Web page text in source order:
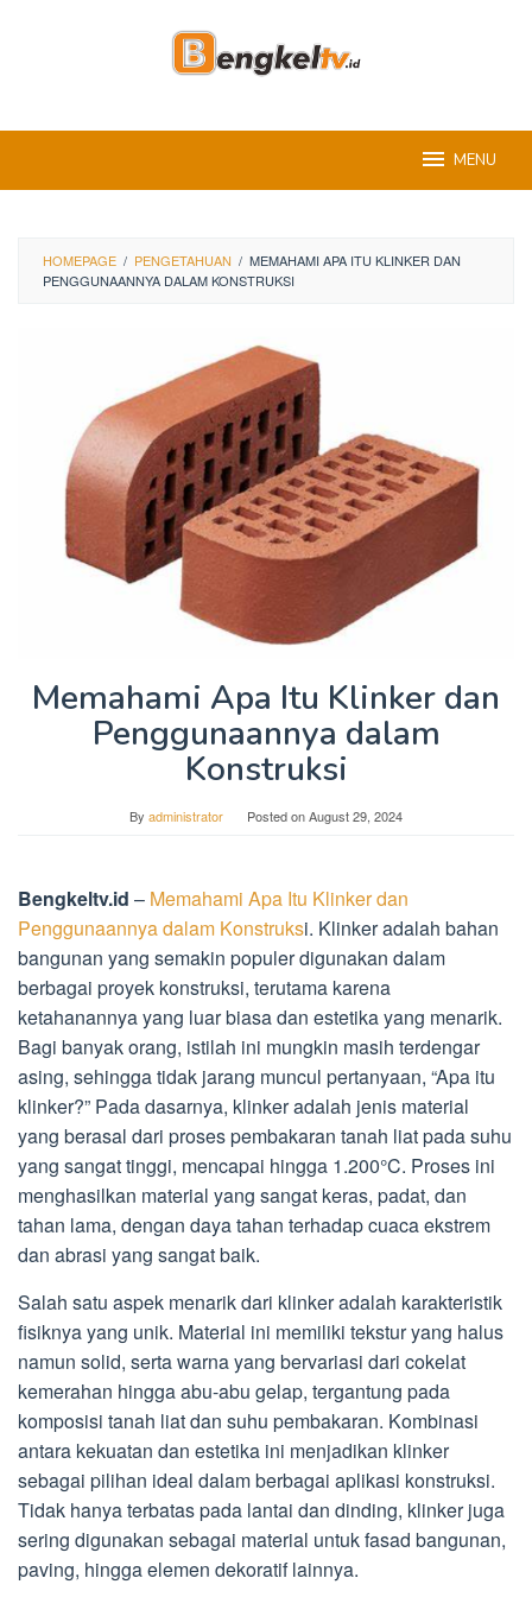
MENU
HOMEPAGE / PENGETAHUAN / MEMAHAMI APA ITU KLINKER DAN
PENGGUNAANNYA DALAM KONSTRUKSI
Memahami Apa Itu Klinker dan
Penggunaannya dalam
Konstruksi
By administrator Posted onAugust 29, 2024
Bengkeltv.id – Memahami Apa Itu Klinker dan
Penggunaannya dalam Konstruksi. Klinker adalah bahan
bangunan yang semakin populer digunakan dalam
berbagai proyek konstruksi, terutama karena
ketahanannya yang luar biasa dan estetika yang menarik.
Bagi banyak orang, istilah ini mungkin masih terdengar
asing, sehingga tidak jarang muncul pertanyaan, “Apa itu
klinker?” Pada dasarnya, klinker adalah jenis material
yang berasal dari proses pembakaran tanah liat pada suhu
yang sangat tinggi, mencapai hingga 1.200°C. Proses ini
menghasilkan material yang sangat keras, padat, dan
tahan lama, dengan daya tahan terhadap cuaca ekstrem
dan abrasi yang sangat baik.
Salah satu aspek menarik dari klinker adalah karakteristik
fisiknya yang unik. Material ini memiliki tekstur yang halus
namun solid, serta warna yang bervariasi dari cokelat
kemerahan hingga abu-abu gelap, tergantung pada
komposisi tanah liat dan suhu pembakaran. Kombinasi
antara kekuatan dan estetika ini menjadikan klinker
sebagai pilihan ideal dalam berbagai aplikasi konstruksi.
Tidak hanya terbatas pada lantai dan dinding, klinker juga
sering digunakan sebagai material untuk fasad bangunan,
paving, hingga elemen dekoratif lainnya.